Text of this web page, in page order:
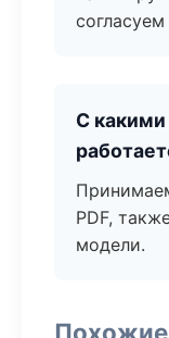
С
PDF,
модели.